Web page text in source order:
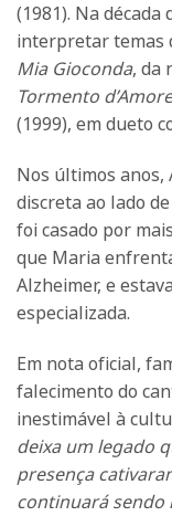
(1981). Na década
interpretar temas
Mia Gioconda, da
Tormento d’Amore
(1999), em dueto
Nos últimos anos,
discreta ao lado
foi casado por
que Maria
Alzheimer, e
especializada.
Em nota oficial,
falecimento do
inestimável à
deixa um legado
presença
continuará sendo